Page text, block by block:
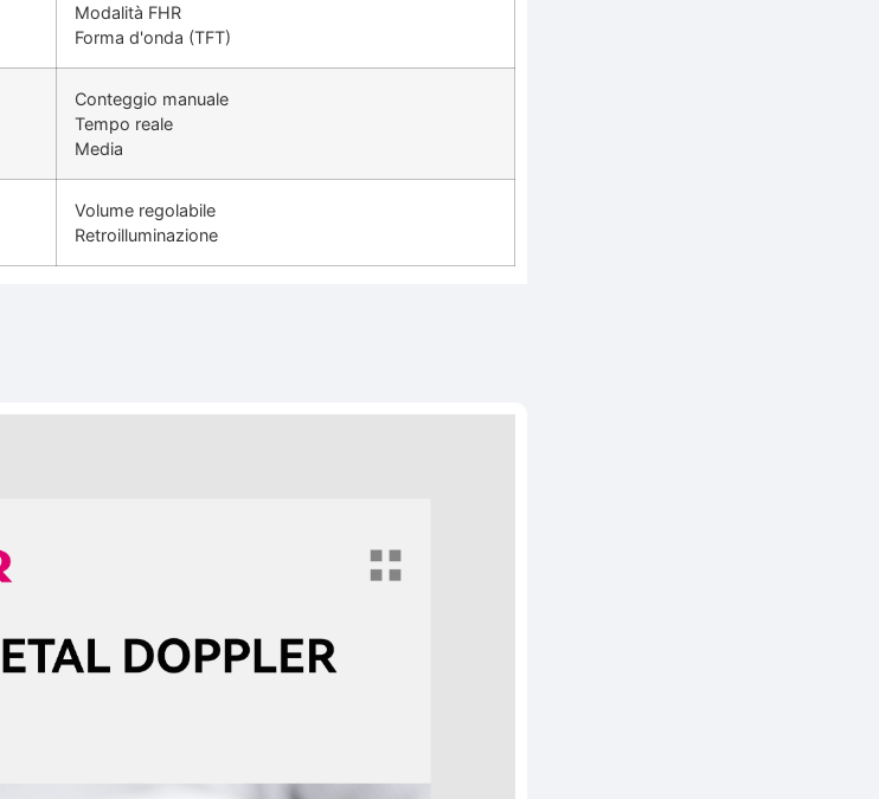
Modalità FHR
Forma d'onda (TFT)
Conteggio manuale
Tempo reale
Media
Volume regolabile
Retroilluminazione